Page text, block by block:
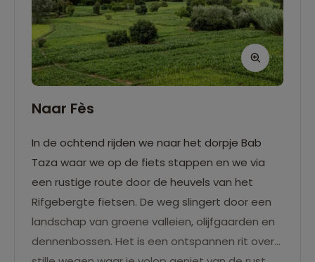
Naar Fès
In de ochtend rijden we naar het dorpje Bab
Taza waar we op de fiets stappen en we via
een rustige route door de heuvels van het
Rifgebergte fietsen. De weg slingert door een
landschap van groene valleien, olijfgaarden en
dennenbossen. Het is een ontspannen rit over